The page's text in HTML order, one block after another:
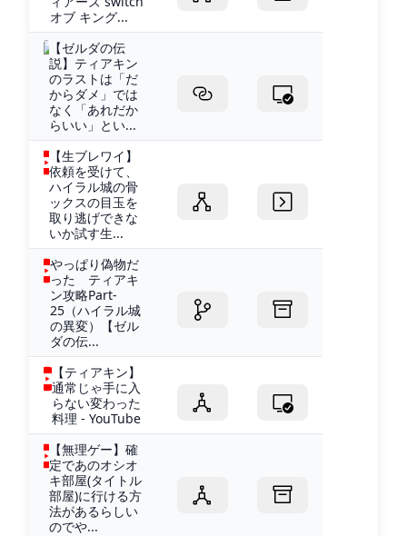
オブ キング...
【ゼルダの伝
説】ティアキン
のラストは「だ
からダメ」では
なく「あれだか
らいい」とい...
【生ブレワイ】
依頼を受けて、
ハイラル城の骨
ックスの目玉を
取り逃げできな
いか試す生...
やっぱり偽物だ
った ティアキ
ン攻略Part‐
25（ハイラル城
の異変）【ゼル
ダの伝...
【ティアキン】
通常じゃ手に入
らない変わった
料理 - YouTube
【無理ゲー】確
定であのオシオ
キ部屋(タイトル
部屋)に行ける方
法があるらしい
のでや...